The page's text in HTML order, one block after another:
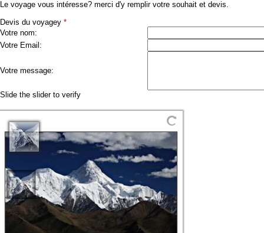
Le voyage vous intéresse? merci d'y remplir votre souhait et devis.
Devis du voyagey *
Votre nom:
Votre Email:
Votre message:
Slide the slider to verify